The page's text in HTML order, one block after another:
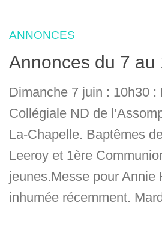
ANNONCES
Annonces du 7 au
Dimanche 7 juin : 10h30 :
Collégiale ND de
La-Chapelle. Baptêmes
Leeroy et 1ère
jeunes.Messe pour Annie
inhumée récemment.